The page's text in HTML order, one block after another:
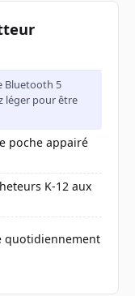
Bluetooth 5
léger pour être
poche appairé
K-12 aux
quotidiennement